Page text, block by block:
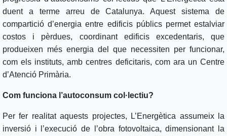
duent a terme arreu de Catalunya. Aquest sistema de
compartició d’energia entre edificis públics permet estalviar
costos i pèrdues, coordinant edificis excedentaris, que
produeixen més energia del que necessiten per funcionar,
com els instituts, amb centres deficitaris, com ara un Centre
d’Atenció Primària.
Com funciona l’autoconsum col·lectiu?
Per fer realitat aquests projectes, L’Energètica assumeix la
inversió i l’execució de l’obra fotovoltaica, dimensionant la